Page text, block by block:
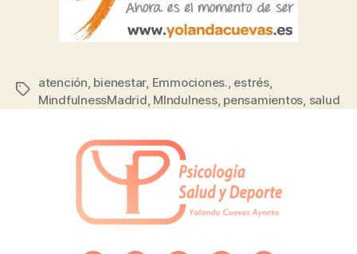
atención, bienestar, Emmociones., estrés,
MindfulnessMadrid, MIndulness, pensamientos, salud